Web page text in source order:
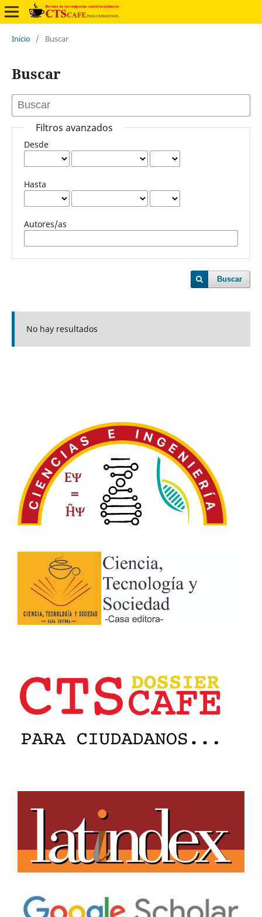
Inicio / Buscar
Buscar
Filtros avanzados
Desde
Hasta
Autores/as
Buscar
No hay resultados